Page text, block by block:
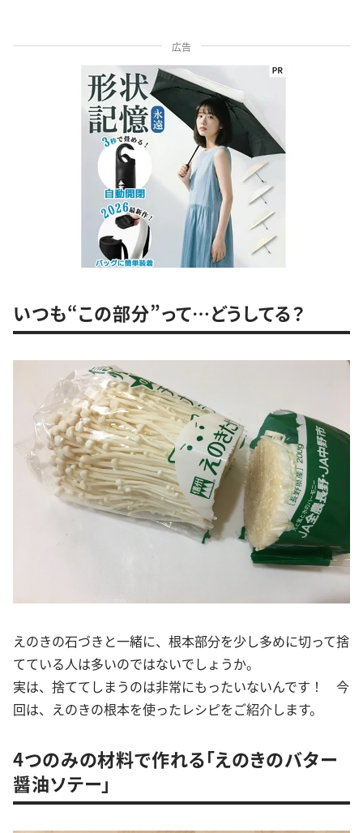
広告
いつも“この部分”って…どうしてる？
えのきの石づきと一緒に、根本部分を少し多めに切って捨
てている人は多いのではないでしょうか。
実は、捨ててしまうのは非常にもったいないんです！ 今
回は、えのきの根本を使ったレシピをご紹介します。
4つのみの材料で作れる「えのきのバター
醤油ソテー」